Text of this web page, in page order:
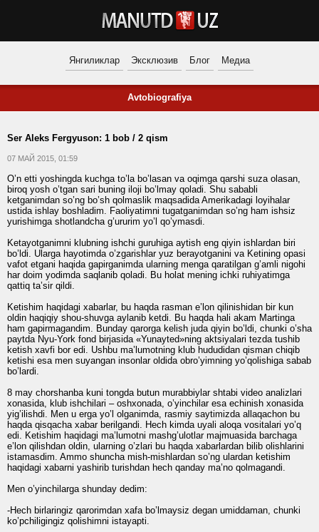
Янгиликлар Эксклюзив Блог Медиа
Avtobiografiya
Ser Aleks Fergyuson: 1 bob / 2 qism
07 МАЙ 2015, 01:59
O’n etti yoshingda kuchga to’la bo’lasan va oqimga qarshi suza olasan,
biroq yosh o’tgan sari buning iloji bo’lmay qoladi. Shu sababli
ketganimdan so’ng bo’sh qolmaslik maqsadida Amerikadagi loyihalar
ustida ishlay boshladim. Faoliyatimni tugatganimdan so’ng ham ishsiz
yurishimga shotlandcha g’ururim yo’l qo’ymasdi.
Ketayotganimni klubning ishchi guruhiga aytish eng qiyin ishlardan biri
bo’ldi. Ularga hayotimda o’zgarishlar yuz berayotganini va Ketining opasi
vafot etgani haqida gapirganimda ularning menga qaratilgan g’amli nigohi
har doim yodimda saqlanib qoladi. Bu holat mening ichki ruhiyatimga
qattiq ta’sir qildi.
Ketishim haqidagi xabarlar, bu haqda rasman e’lon qilinishidan bir kun
oldin haqiqiy shou-shuvga aylanib ketdi. Bu haqda hali akam Martinga
ham gapirmagandim. Bunday qarorga kelish juda qiyin bo’ldi, chunki o’sha
paytda Nyu-York fond birjasida «Yunayted»ning aktsiyalari tezda tushib
ketish xavfi bor edi. Ushbu ma’lumotning klub hududidan qisman chiqib
ketishi esa men suyangan insonlar oldida obro’yimning yo’qolishiga sabab
bo’lardi.
8 may chorshanba kuni tongda butun murabbiylar shtabi video analizlari
xonasida, klub ishchilari – oshxonada, o’yinchilar esa echinish xonasida
yig’ilishdi. Men u erga yo’l olganimda, rasmiy saytimizda allaqachon bu
haqda qisqacha xabar berilgandi. Hech kimda uyali aloqa vositalari yo’q
edi. Ketishim haqidagi ma’lumotni mashg’ulotlar majmuasida barchaga
e’lon qilishdan oldin, ularning o’zlari bu haqda xabarlardan bilib olishlarini
istamasdim. Ammo shuncha mish-mishlardan so’ng ulardan ketishim
haqidagi xabarni yashirib turishdan hech qanday ma’no qolmagandi.
Men o’yinchilarga shunday dedim:
-Hech birlaringiz qarorimdan xafa bo’lmaysiz degan umiddaman, chunki
ko’pchiligingiz qolishimni istayapti.